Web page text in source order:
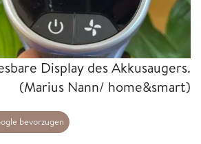
Display des Akkusaugers.
(Marius Nann/ home&smart)
bevorzugen